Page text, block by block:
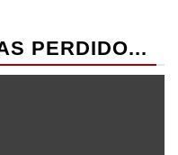
PERDIDO...